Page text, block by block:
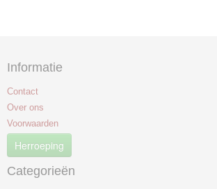
Informatie
Contact
Over ons
Voorwaarden
Herroeping
Categorieën